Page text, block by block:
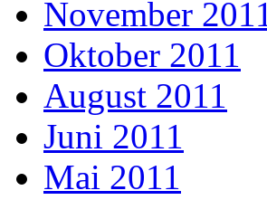
November 2011
Oktober 2011
August 2011
Juni 2011
Mai 2011